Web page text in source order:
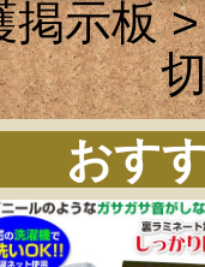
掲示板>
おす